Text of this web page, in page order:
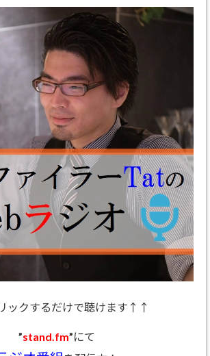
ックするだけで聴けます↑↑
”stand.fm”にて